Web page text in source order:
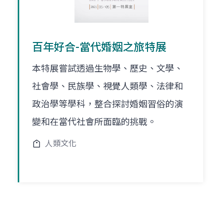
百年好合-當代婚姻之旅特展
本特展嘗試透過生物學、歷史、文學、
社會學、民族學、視覺人類學、法律和
政治學等學科，整合探討婚姻習俗的演
變和在當代社會所面臨的挑戰。
人類文化